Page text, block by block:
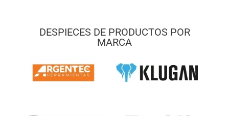
DESPIECES DE PRODUCTOS POR
MARCA